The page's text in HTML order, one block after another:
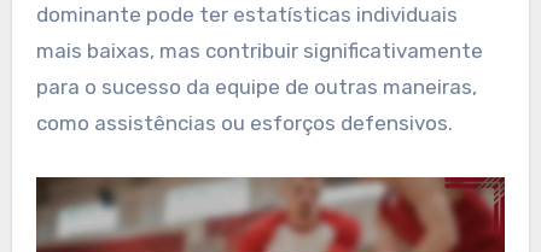
dominante pode ter estatísticas individuais
mais baixas, mas contribuir significativamente
para o sucesso da equipe de outras maneiras,
como assistências ou esforços defensivos.